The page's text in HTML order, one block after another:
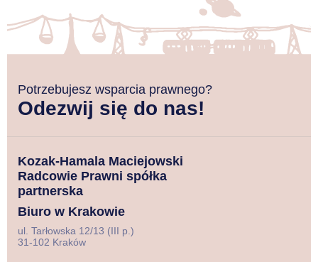
Potrzebujesz wsparcia prawnego?
Odezwij się do nas!
Kozak-Hamala Maciejowski
Radcowie Prawni spółka
partnerska
Biuro w Krakowie
ul. Tarłowska 12/13 (III p.)
31-102 Kraków